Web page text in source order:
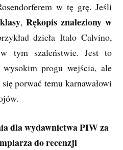
w tę grę. Jeśli
, Rękopis znaleziony w
dzieła Italo Calvino,
tym szaleństwie. Jest to
progu wejścia, ale
porwać temu karnawałowi
dla wydawnictwa PIW za
do recenzji